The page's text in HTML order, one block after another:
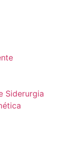
Siderurgia